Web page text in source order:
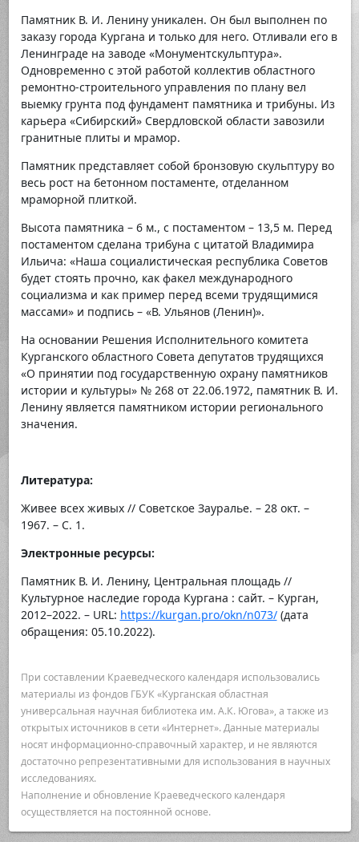
Памятник В. И. Ленину уникален. Он был выполнен по
заказу города Кургана и только для него. Отливали его в
Ленинграде на заводе «Монументскульптура».
Одновременно с этой работой коллектив областного
ремонтно-строительного управления по плану вел
выемку грунта под фундамент памятника и трибуны. Из
карьера «Сибирский» Свердловской области завозили
гранитные плиты и мрамор.
Памятник представляет собой бронзовую скульптуру во
весь рост на бетонном постаменте, отделанном
мраморной плиткой.
Высота памятника – 6 м., с постаментом – 13,5 м. Перед
постаментом сделана трибуна с цитатой Владимира
Ильича: «Наша социалистическая республика Советов
будет стоять прочно, как факел международного
социализма и как пример перед всеми трудящимися
массами» и подпись – «В. Ульянов (Ленин)».
На основании Решения Исполнительного комитета
Курганского областного Совета депутатов трудящихся
«О принятии под государственную охрану памятников
истории и культуры» № 268 от 22.06.1972, памятник В. И.
Ленину является памятником истории регионального
значения.
Литература:
Живее всех живых // Советское Зауралье. – 28 окт. –
1967. – С. 1.
Электронные ресурсы:
Памятник В. И. Ленину, Центральная площадь //
Культурное наследие города Кургана : сайт. – Курган,
2012–2022. – URL: https://kurgan.pro/okn/n073/(дата
обращения: 05.10.2022).
При составлении Краеведческого календаря использовались
материалы из фондов ГБУК «Курганская областная
универсальная научная библиотека им. А.К. Югова», а также из
открытых источников в сети «Интернет». Данные материалы
носят информационно-справочный характер, и не являются
достаточно репрезентативными для использования в научных
исследованиях.
Наполнение и обновление Краеведческого календаря
осуществляется на постоянной основе.